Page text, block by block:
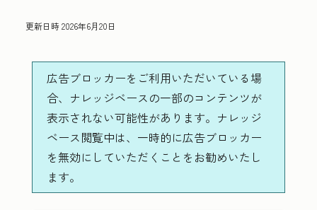
更新日時2026年6月20日
広告ブロッカーをご利用いただいている場
合、ナレッジベースの一部のコンテンツが
表示されない可能性があります。ナレッジ
ベース閲覧中は、一時的に広告ブロッカー
を無効にしていただくことをお勧めいたし
ます。